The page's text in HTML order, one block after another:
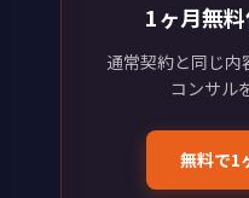
1ヶ月無
通常契約と同じ内
コンサル
無料で1